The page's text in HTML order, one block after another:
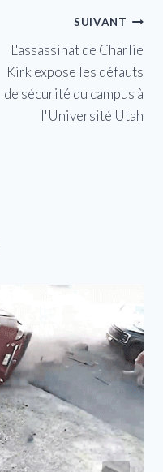
SUIVANT
L'assassinat de Charlie
Kirk expose les défauts
de sécurité du campus à
l'Université Utah